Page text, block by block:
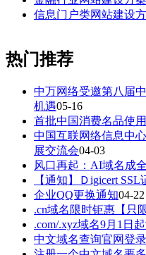
信息门户类网站建设
热门推荐
中万网络受邀第八届
机遇05-16
首批中国消费名品使
中国互联网络信息中
展交流会04-03
风口再起：AI域名成
【通知】Ｄigicert
企业QQ更换通知04-22
.cn域名限时钜惠【只
.com/.xyz域名9月1日
中文域名查询官网登